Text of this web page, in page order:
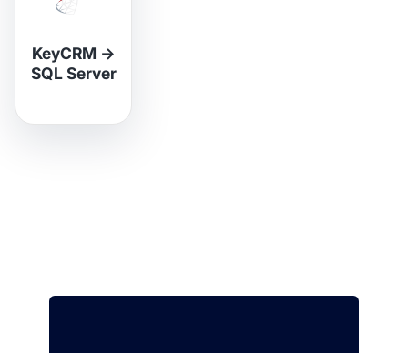
KeyCRM →
SQL Server